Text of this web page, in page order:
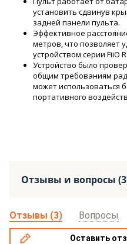
установить сдвинув
задней панели пульта.
Эффективное
метров, что позволяет
устройством серии FiiO
Устройство было
общим требованиям
может использоваться
портативного
Отзывы и вопросы
Отзывы (3) Вопросы
Оставить